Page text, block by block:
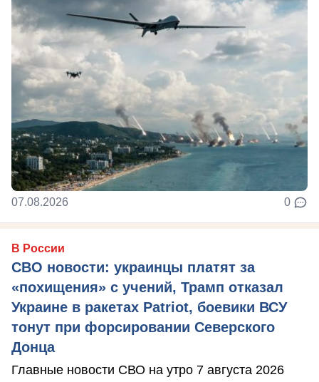
07.08.2026 0
В России
СВО новости: украинцы платят за
«похищения» с учений, Трамп отказал
Украине в ракетах Patriot, боевики ВСУ
тонут при форсировании Северского
Донца
Главные новости СВО на утро 7 августа 2026